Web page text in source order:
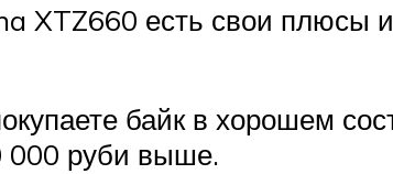
XTZ660 есть свои плюсы
байк в хорошем
000 руби выше.